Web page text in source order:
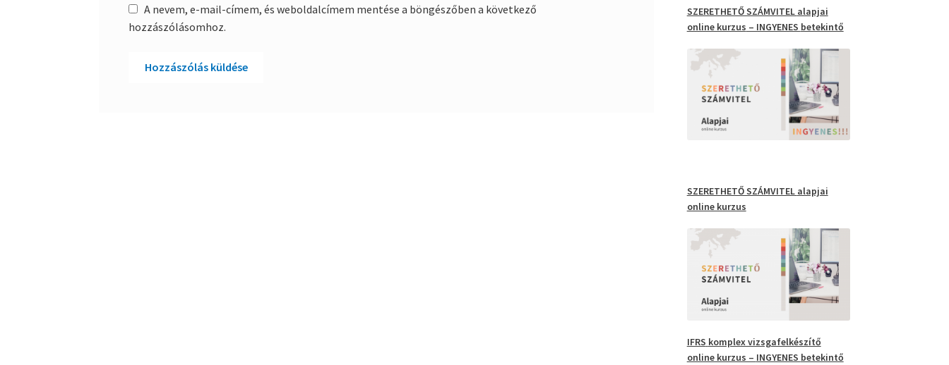
A nevem, e-mail-címem, és weboldalcímem mentése a böngészőben a következő
hozzászólásomhoz.
SZERETHETŐ SZÁMVITEL alapjai
online kurzus – INGYENES betekintő
SZERETHETŐ SZÁMVITEL alapjai
online kurzus
IFRS komplex vizsgafelkészítő
online kurzus – INGYENES betekintő